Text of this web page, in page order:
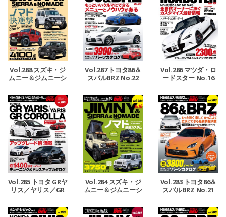
Vol.288 スズキ・ジ
ムニー＆ジムニーシ
ド No.17
Vol.287 トヨタ86＆
スバルBRZ No.22
Vol.286 マツダ・ロ
ードスター No.16
Vol.285 トヨタ GRヤ
リス／ヤリス／GR
Vol.284 スズキ・ジ
ムニー＆ジムニーシ
ド No.16
Vol.283 トヨタ86＆
スバルBRZ No.21